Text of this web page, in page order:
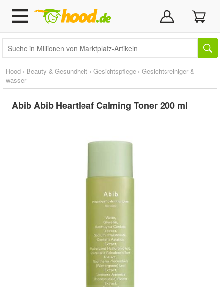
Hood › Beauty & Gesundheit › Gesichtspflege › Gesichtsreiniger & -
wasser
Abib Abib Heartleaf Calming Toner 200 ml